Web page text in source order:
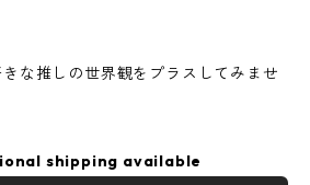
な推しの世界観をプラスしてみませ
shipping available